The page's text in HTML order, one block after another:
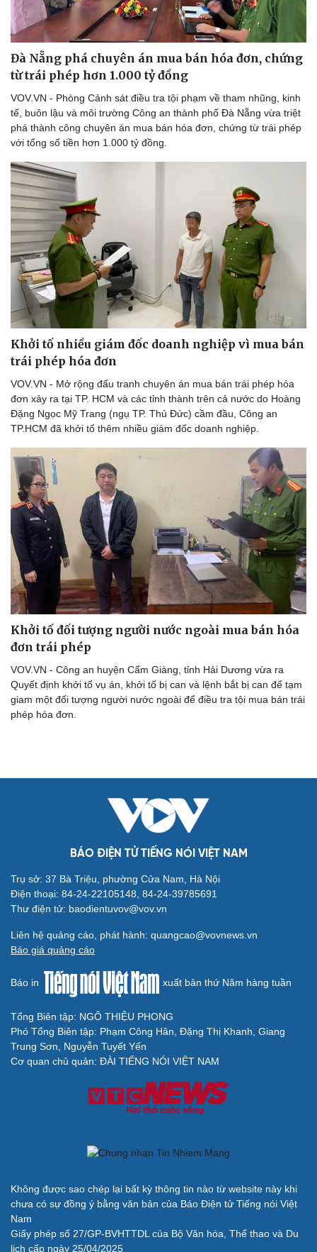
Văn hóa
Sân khấu - Điện ảnh
Văn học
Âm nhạc
Di sản
Giải trí
Nghệ sĩ
Thời trang
Sao Việt
Du lịch
Tư vấn
Săn Tour
check-in
Podcast
Câu chuyện thời sự
Đọc truyện đêm khuya
Cửa sổ tình yêu
Kể chuyện cho bé
Hạt giống tâm hồn
Đà Nẵng phá chuyên án mua bán hóa đơn, chứng
từ trái phép hơn 1.000 tỷ đồng
VOV.VN - Phòng Cảnh sát điều tra tội phạm về tham nhũng, kinh
tế, buôn lậu và môi trường Công an thành phố Đà Nẵng vừa triệt
phá thành công chuyên án mua bán hóa đơn, chứng từ trái phép
với tổng số tiền hơn 1.000 tỷ đồng.
Khởi tố nhiều giám đốc doanh nghiệp vì mua bán
trái phép hóa đơn
VOV.VN - Mở rộng đấu tranh chuyên án mua bán trái phép hóa
đơn xảy ra tại TP. HCM và các tỉnh thành trên cả nước do Hoàng
Đặng Ngọc Mỹ Trang (ngụ TP. Thủ Đức) cầm đầu, Công an
TP.HCM đã khởi tố thêm nhiều giám đốc doanh nghiệp.
Khởi tố đối tượng người nước ngoài mua bán hóa
đơn trái phép
VOV.VN - Công an huyện Cẩm Giàng, tỉnh Hải Dương vừa ra
Quyết định khởi tố vụ án, khởi tố bị can và lệnh bắt bị can để tạm
giam một đối tượng người nước ngoài để điều tra tội mua bán trái
phép hóa đơn.
BÁO ĐIỆN TỬ TIẾNG NÓI VIỆT NAM
Trụ sở: 37 Bà Triệu, phường Cửa Nam, Hà Nội
Điện thoại: 84-24-22105148, 84-24-39785691
Thư điện tử: baodientuvov@vov.vn
Liên hệ quảng cáo, phát hành: quangcao@vovnews.vn
Báo giá quảng cáo
Báo in xuất bản thứ Năm hàng tuần
Tổng Biên tập: NGÔ THIỆU PHONG
Phó Tổng Biên tập: Phạm Công Hân, Đặng Thị Khanh, Giang
Trung Sơn, Nguyễn Tuyết Yến
Cơ quan chủ quản: ĐÀI TIẾNG NÓI VIỆT NAM
Không được sao chép lại bất kỳ thông tin nào từ website này khi
chưa có sự đồng ý bằng văn bản của Báo Điện tử Tiếng nói Việt
Nam
Giấy phép số 27/GP-BVHTTDL của Bộ Văn hóa, Thể thao và Du
lịch cấp ngày 25/04/2025